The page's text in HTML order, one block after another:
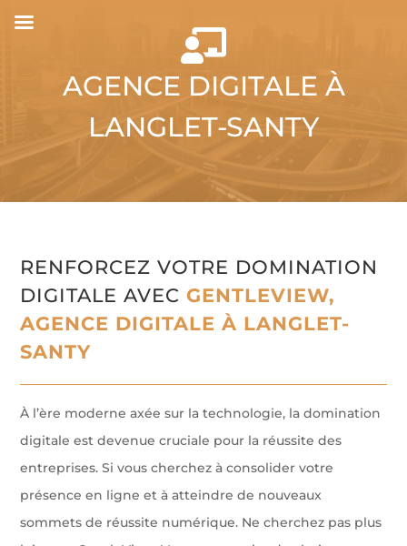

AGENCE DIGITALE À
LANGLET-SANTY
RENFORCEZ VOTRE DOMINATION
DIGITALE AVECGENTLEVIEW,
AGENCE DIGITALE À LANGLET-
SANTY
À l’ère moderne axée sur la technologie, la domination
digitale est devenue cruciale pour la réussite des
entreprises. Si vous cherchez à consolider votre
présence en ligne et à atteindre de nouveaux
sommets de réussite numérique. Ne cherchez pas plus